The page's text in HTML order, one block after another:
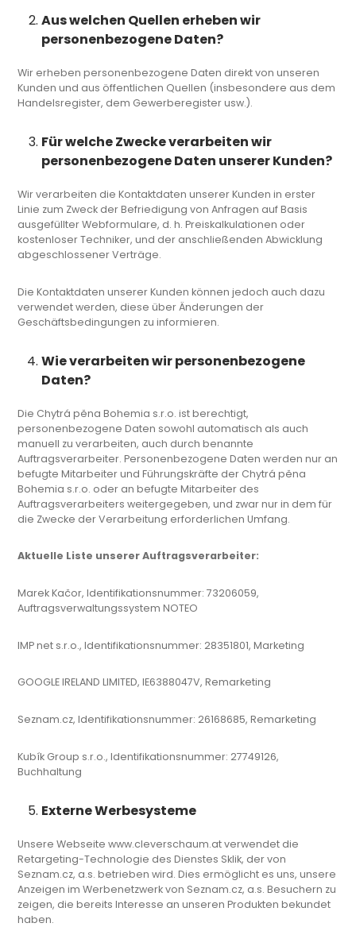
Aus welchen Quellen erheben wir
personenbezogene Daten?
Wir erheben personenbezogene Daten direkt von unseren
Kunden und aus öffentlichen Quellen (insbesondere aus dem
Handelsregister, dem Gewerberegister usw.).
Für welche Zwecke verarbeiten wir
personenbezogene Daten unserer Kunden?
Wir verarbeiten die Kontaktdaten unserer Kunden in erster
Linie zum Zweck der Befriedigung von Anfragen auf Basis
ausgefüllter Webformulare, d. h. Preiskalkulationen oder
kostenloser Techniker, und der anschließenden Abwicklung
abgeschlossener Verträge.
Die Kontaktdaten unserer Kunden können jedoch auch dazu
verwendet werden, diese über Änderungen der
Geschäftsbedingungen zu informieren.
Wie verarbeiten wir personenbezogene
Daten?
Die Chytrá pěna Bohemia s.r.o. ist berechtigt,
personenbezogene Daten sowohl automatisch als auch
manuell zu verarbeiten, auch durch benannte
Auftragsverarbeiter. Personenbezogene Daten werden nur an
befugte Mitarbeiter und Führungskräfte der Chytrá pěna
Bohemia s.r.o. oder an befugte Mitarbeiter des
Auftragsverarbeiters weitergegeben, und zwar nur in dem für
die Zwecke der Verarbeitung erforderlichen Umfang.
Aktuelle Liste unserer Auftragsverarbeiter:
Marek Kačor, Identifikationsnummer: 73206059,
Auftragsverwaltungssystem NOTEO
IMP net s.r.o., Identifikationsnummer: 28351801, Marketing
GOOGLE IRELAND LIMITED, IE6388047V, Remarketing
Seznam.cz, Identifikationsnummer: 26168685, Remarketing
Kubík Group s.r.o., Identifikationsnummer: 27749126,
Buchhaltung
Externe Werbesysteme
Unsere Webseite www.cleverschaum.at verwendet die
Retargeting-Technologie des Dienstes Sklik, der von
Seznam.cz, a.s. betrieben wird. Dies ermöglicht es uns, unsere
Anzeigen im Werbenetzwerk von Seznam.cz, a.s. Besuchern zu
zeigen, die bereits Interesse an unseren Produkten bekundet
haben.